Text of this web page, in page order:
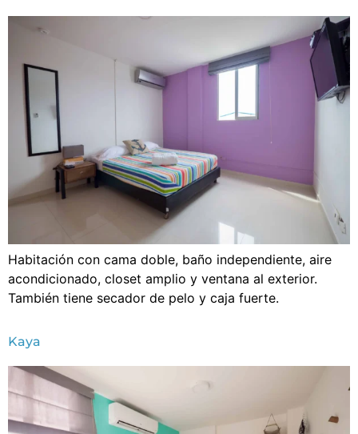
Habitación con cama doble, baño independiente, aire
acondicionado, closet amplio y ventana al exterior.
También tiene secador de pelo y caja fuerte.
Kaya